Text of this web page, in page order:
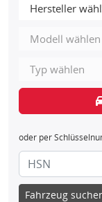
oder per
Fahrzeug